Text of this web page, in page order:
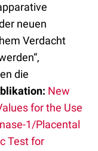
neuen
Verdacht
die
New
for the Use
1/Placental
Test for